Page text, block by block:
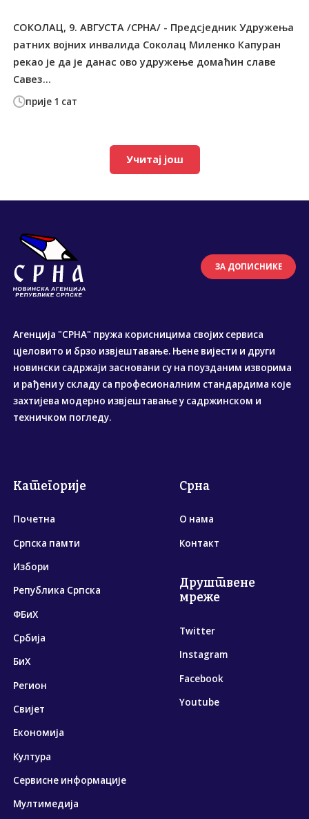
прије 1 сат
СОКОЛАЦ, 9. АВГУСТА /СРНА/ - Предсједник Удружења
ратних војних инвалида Соколац Миленко Капуран
рекао је да је данас ово удружење домаћин славе
Савез...
Учитај још
ЗА ДОПИСНИКЕ
Агенција "СРНА" пружа корисницима својих сервиса
цјеловито и брзо извјештавање. Њене вијести и други
новински садржаји засновани су на поузданим изворима
и рађени у складу са професионалним стандардима које
захтијева модерно извјештавање у садржинском и
техничком погледу.
Категорије
Почетна
Српска памти
Избори
Република Српска
ФБиХ
Србија
БиХ
Регион
Свијет
Економија
Култура
Сервисне информације
Мултимедија
Срна
О нама
Контакт
Друштвене
мреже
Twitter
Instagram
Facebook
Youtube